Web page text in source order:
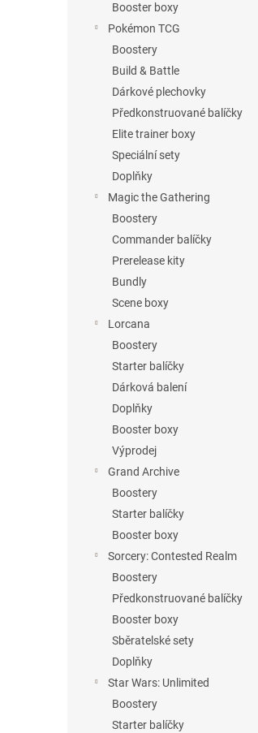
Booster boxy
Pokémon TCG
Boostery
Build & Battle
Dárkové plechovky
Předkonstruované balíčky
Elite trainer boxy
Speciální sety
Doplňky
Magic the Gathering
Boostery
Commander balíčky
Prerelease kity
Bundly
Scene boxy
Lorcana
Boostery
Starter balíčky
Dárková balení
Doplňky
Booster boxy
Výprodej
Grand Archive
Boostery
Starter balíčky
Booster boxy
Sorcery: Contested Realm
Boostery
Předkonstruované balíčky
Booster boxy
Sběratelské sety
Doplňky
Star Wars: Unlimited
Boostery
Starter balíčky